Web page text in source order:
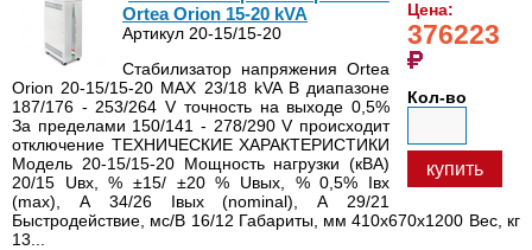
Цена:
376223
Кол-во
купить
Ortea Orion 15-20 kVA
Артикул 20-15/15-20
Стабилизатор напряжения Ortea
Orion 20-15/15-20 MAX 23/18 kVA В диапазоне
187/176 - 253/264 V точность на выходе 0,5%
За пределами 150/141 - 278/290 V происходит
отключение ТЕХНИЧЕСКИЕ ХАРАКТЕРИСТИКИ
Модель 20-15/15-20 Мощность нагрузки (кВА)
20/15 Uвх, % ±15/ ±20 % Uвых, % 0,5% Iвх
(max), А 34/26 Iвых (nominal), А 29/21
Быстродействие, мс/В 16/12 Габариты, мм 410x670x1200 Вес, кг
13...